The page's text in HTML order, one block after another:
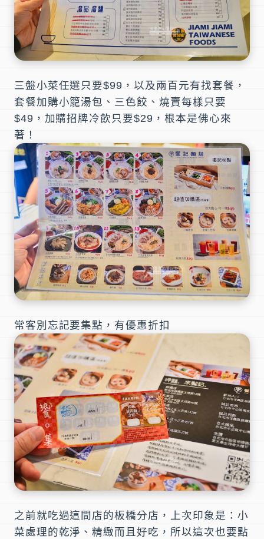
三盤小菜任選只要$99，以及兩百元有找套餐，
套餐加購小籠湯包、三色餃、燒賣每樣只要
$49，加購招牌冷飲只要$29，根本是佛心來
著！
常客別忘記要集點，有優惠折扣
之前就吃過這間店的板橋分店，上次印象是：小
菜處理的乾淨、精緻而且好吃，所以這次也要點